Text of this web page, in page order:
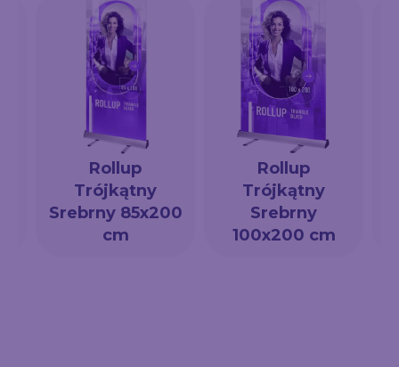
Rollup
Trójkątny
Srebrny 85x200
cm
Rollup
Trójkątny
Srebrny
100x200 cm